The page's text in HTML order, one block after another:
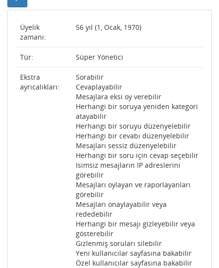
Üyelik
zamanı:
56 yıl (1, Ocak, 1970)
Tür: Süper Yönetici
Ekstra
ayrıcalıkları:
Sorabilir
Cevaplayabilir
Mesajlara eksi oy verebilir
Herhangi bir soruya yeniden kategori
atayabilir
Herhangi bir soruyu düzenyelebilir
Herhangi bir cevabı düzenyelebilir
Mesajları sessiz düzenyelebilir
Herhangi bir soru için cevap seçebilir
Isimsiz mesajların IP adreslerini
görebilir
Mesajları oylayan ve raporlayanları
görebilir
Mesajları onaylayabilir veya
rededebilir
Herhangi bir mesajı gizleyebilir veya
gösterebilir
Gizlenmiş soruları silebilir
Yeni kullanıcılar sayfasına bakabilir
Özel kullanıcılar sayfasına bakabilir